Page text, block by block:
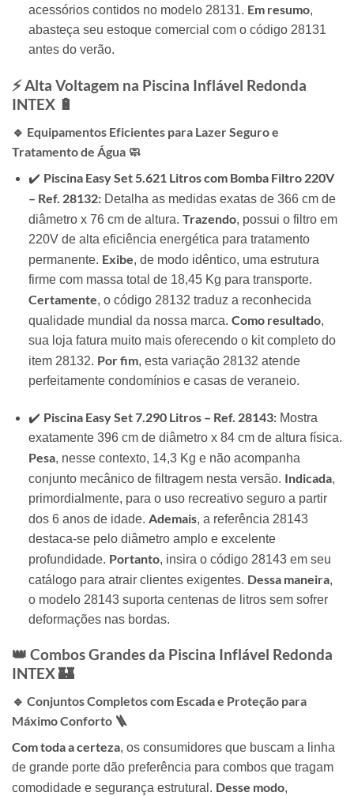
acessórios contidos no modelo 28131. Em resumo,
abasteça seu estoque comercial com o código 28131
antes do verão.
⚡ Alta Voltagem na Piscina Inflável Redonda
INTEX 🔋
🔹 Equipamentos Eficientes para Lazer Seguro e
Tratamento de Água 🧼
✔️ Piscina Easy Set 5.621 Litros com Bomba Filtro 220V
– Ref. 28132:Detalha as medidas exatas de 366 cm de
diâmetro x 76 cm de altura. Trazendo, possui o filtro em
220V de alta eficiência energética para tratamento
permanente. Exibe, de modo idêntico, uma estrutura
firme com massa total de 18,45 Kg para transporte.
Certamente, o código 28132 traduz a reconhecida
qualidade mundial da nossa marca. Como resultado,
sua loja fatura muito mais oferecendo o kit completo do
item 28132. Por fim, esta variação 28132 atende
perfeitamente condomínios e casas de veraneio.
✔️ Piscina Easy Set 7.290 Litros – Ref. 28143:Mostra
exatamente 396 cm de diâmetro x 84 cm de altura física.
Pesa, nesse contexto, 14,3 Kg e não acompanha
conjunto mecânico de filtragem nesta versão. Indicada,
primordialmente, para o uso recreativo seguro a partir
dos 6 anos de idade. Ademais, a referência 28143
destaca-se pelo diâmetro amplo e excelente
profundidade. Portanto, insira o código 28143 em seu
catálogo para atrair clientes exigentes. Dessa maneira,
o modelo 28143 suporta centenas de litros sem sofrer
deformações nas bordas.
👑 Combos Grandes da Piscina Inflável Redonda
INTEX 🏰
🔹 Conjuntos Completos com Escada e Proteção para
Máximo Conforto 🪜
Com toda a certeza, os consumidores que buscam a linha
de grande porte dão preferência para combos que tragam
comodidade e segurança estrutural. Desse modo,